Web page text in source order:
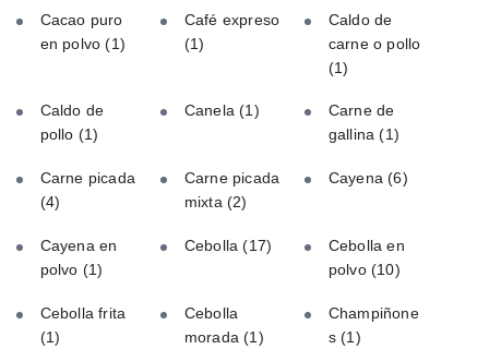
Cacao puro
en polvo(1)
Café expreso
(1)
Caldo de
carne o pollo
(1)
Caldo de
pollo (1)
Canela(1)
Carne de
gallina(1)
Carne picada
(4)
Carne picada
mixta (2)
Cayena(6)
Cayena en
polvo (1)
Cebolla(17)
Cebolla en
polvo(10)
Cebolla frita
(1)
Cebolla
morada(1)
Champiñone
s(1)